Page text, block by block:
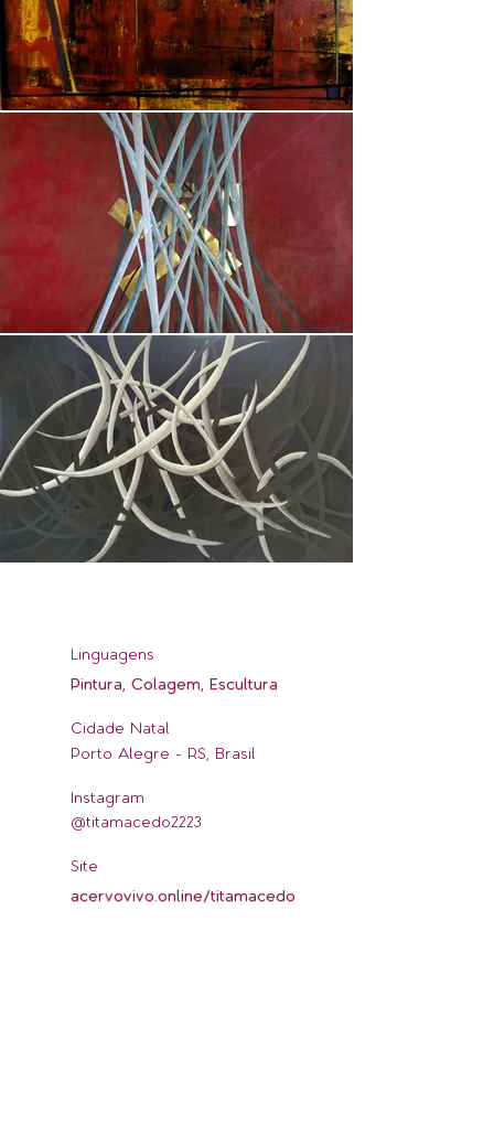
Linguagens
Pintura, Colagem, Escultura
Cidade Natal
Porto Alegre - RS, Brasil
Instagram
@titamacedo2223
Site
acervovivo.online/titamacedo